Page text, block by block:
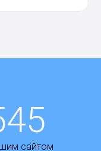
сайтом